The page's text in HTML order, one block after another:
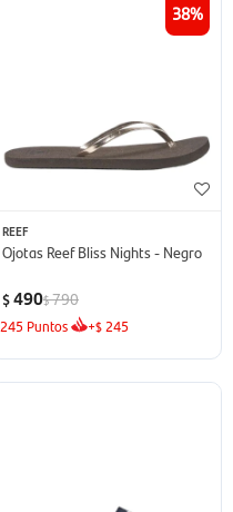
38
REEF
Ojotas Reef Bliss Nights - Negro
$490$790
245 Puntos +$ 245